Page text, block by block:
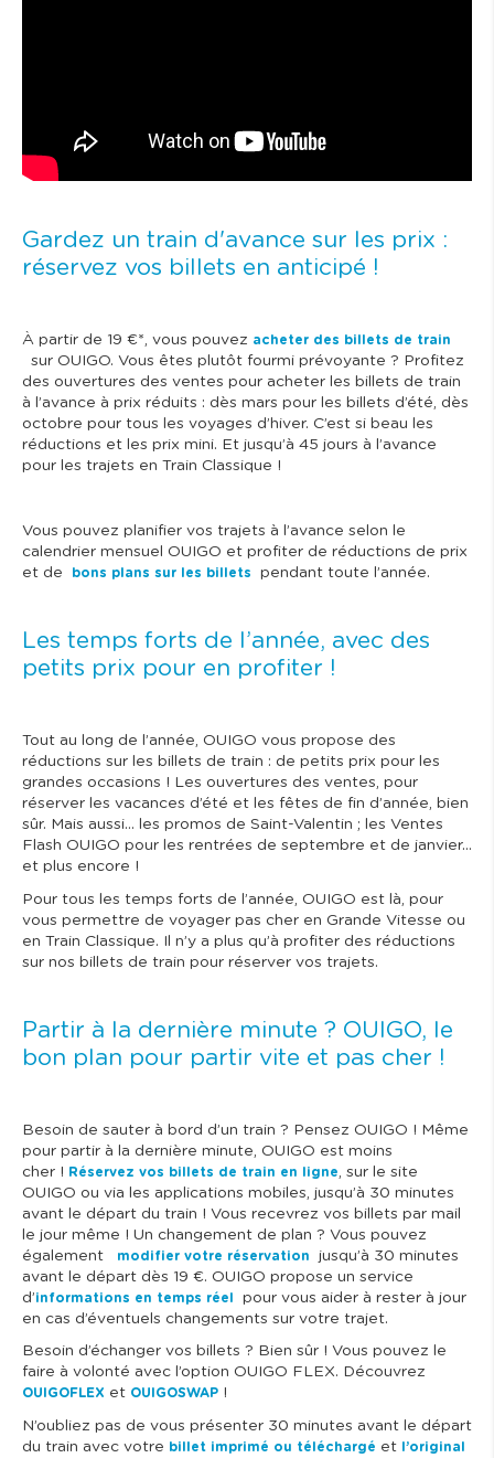
Gardez un train d'avance sur les prix :
réservez vos billets en anticipé !
À partir de 19 €*, vous pouvez acheter des billets de train
sur OUIGO. Vous êtes plutôt fourmi prévoyante ? Profitez
des ouvertures des ventes pour acheter les billets de train
à l’avance à prix réduits : dès mars pour les billets d’été, dès
octobre pour tous les voyages d’hiver. C’est si beau les
réductions et les prix mini. Et jusqu’à 45 jours à l’avance
pour les trajets en Train Classique !
Vous pouvez planifier vos trajets à l’avance selon le
calendrier mensuel OUIGO et profiter de réductions de prix
et de
bons plans sur les billets pendant toute l’année.
Les temps forts de l’année, avec des
petits prix pour en profiter !
Tout au long de l’année, OUIGO vous propose des
réductions sur les billets de train : de petits prix pour les
grandes occasions ! Les ouvertures des ventes, pour
réserver les vacances d’été et les fêtes de fin d’année, bien
sûr. Mais aussi… les promos de Saint-Valentin ; les Ventes
Flash OUIGO pour les rentrées de septembre et de janvier…
et plus encore !
Pour tous les temps forts de l’année, OUIGO est là, pour
vous permettre de voyager pas cher en Grande Vitesse ou
en Train Classique. Il n’y a plus qu’à profiter des réductions
sur nos billets de train pour réserver vos trajets.
Partir à la dernière minute ? OUIGO, le
bon plan pour partir vite et pas cher !
Besoin de sauter à bord d’un train ? Pensez OUIGO ! Même
pour partir à la dernière minute, OUIGO est moins
cher ! Réservez vos billets de train en ligne, sur le site
OUIGO ou via les applications mobiles, jusqu’à 30 minutes
avant le départ du train ! Vous recevrez vos billets par mail
le jour même ! Un changement de plan ? Vous pouvez
également
modifier votre réservation
jusqu’à 30 minutes
avant le départ dès 19 €. OUIGO propose un service
d’informations en temps réel
pour vous aider à rester à jour
en cas d’éventuels changements sur votre trajet.
Besoin d’échanger vos billets ? Bien sûr ! Vous pouvez le
faire à volonté avec l’option OUIGO FLEX. Découvrez
OUIGOFLEX et OUIGOSWAP !
N’oubliez pas de vous présenter 30 minutes avant le départ
du train avec votre billet imprimé ou téléchargé et l’original